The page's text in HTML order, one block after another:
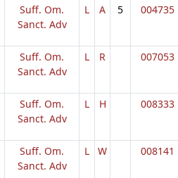
Suff. Om.
Sanct. Adv
L A 5 004735
Suff. Om.
Sanct. Adv
L R 007053
Suff. Om.
Sanct. Adv
L H 008333
Suff. Om.
Sanct. Adv
L W 008141